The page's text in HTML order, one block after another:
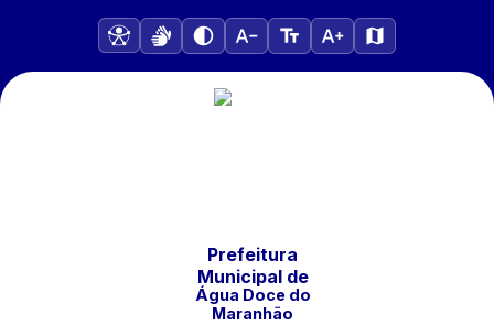
Prefeitura
Municipalde
Água Doce do
Maranhão